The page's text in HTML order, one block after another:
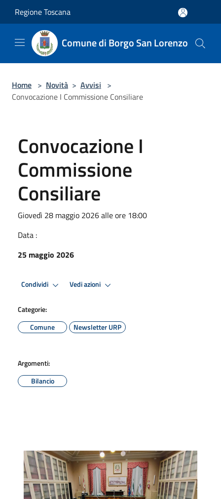
Regione Toscana
Comune di Borgo San Lorenzo
Home > Novità > Avvisi >
Convocazione I Commissione Consiliare
Convocazione I
Commissione
Consiliare
Giovedì 28 maggio 2026 alle ore 18:00
Data :
25 maggio 2026
Condividi Vedi azioni
Categorie:
Comune
Newsletter URP
Argomenti:
Bilancio